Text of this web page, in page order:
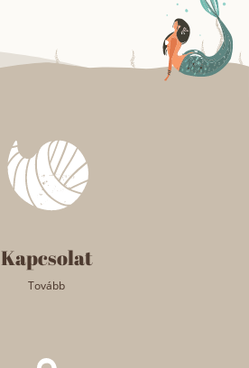
Kapcsolat
Tovább